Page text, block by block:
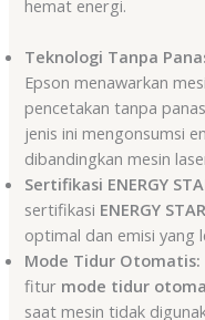
hemat energi.
Teknologi Tanpa
Epson menawarkan
pencetakan tanpa
jenis ini mengonsumsi
dibandingkan mesin
Sertifikasi ENERGY
sertifikasi ENERGY
optimal dan emisi yang
Mode Tidur Otomatis:
fitur mode tidur
saat mesin tidak